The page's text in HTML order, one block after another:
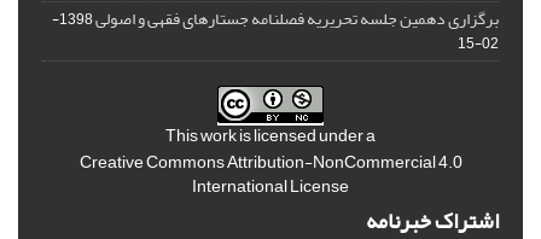
برگزاری دهمین جلسه تحریریه فصلنامه جستارهای فقهی و اصولی
1398-
02-15
This work is licensed under a
Creative Commons Attribution-NonCommercial 4.0
International License
اشتراک خبرنامه